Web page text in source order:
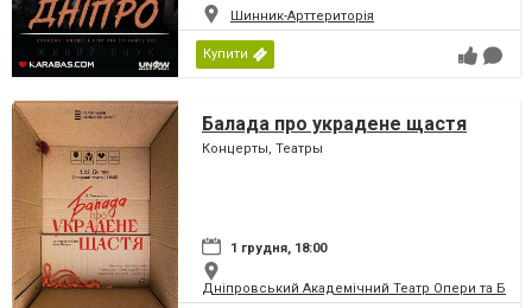
Шинник-Арттериторія
Купити
Балада про украдене щастя
Концерты, Театры
1 грудня, 18:00
Дніпровський Академічний Театр Опери та